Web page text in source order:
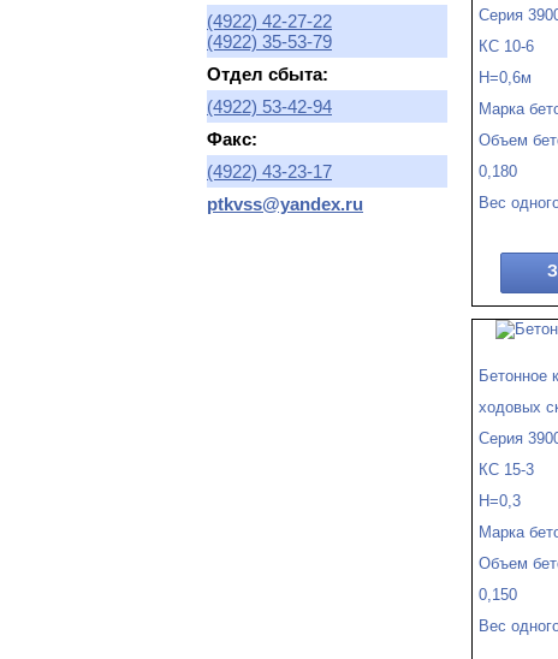
(4922) 42-27-22
(4922) 35-53-79
Отдел сбыта:
(4922) 53-42-94
Факс:
(4922) 43-23-17
ptkvss@yandex.ru
Серия
КС 10-6
Н=0,6м
Марка
Объем
0,180
Вес
Бетонное
ходовых
Серия
КС 15-3
Н=0,3
Марка
Объем
0,150
Вес